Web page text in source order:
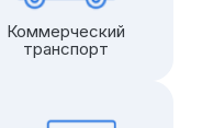
Коммерческий
транспорт